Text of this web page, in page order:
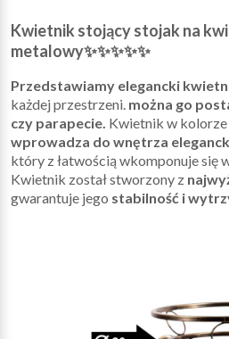
Kwietnik stojący stojak na
metalowy✨✨✨✨✨
Przedstawiamy elegancki
każdej przestrzeni. można go
czy parapecie. Kwietnik w kolorze
wprowadza do wnętrza
który z łatwością wkomponuje się
Kwietnik został stworzony z
gwarantuje jego stabilność i